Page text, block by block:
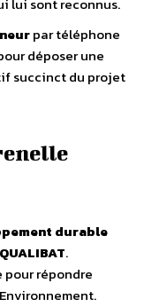
lui sont reconnus.
par téléphone
déposer une
succinct du projet
durable
.
pour répondre